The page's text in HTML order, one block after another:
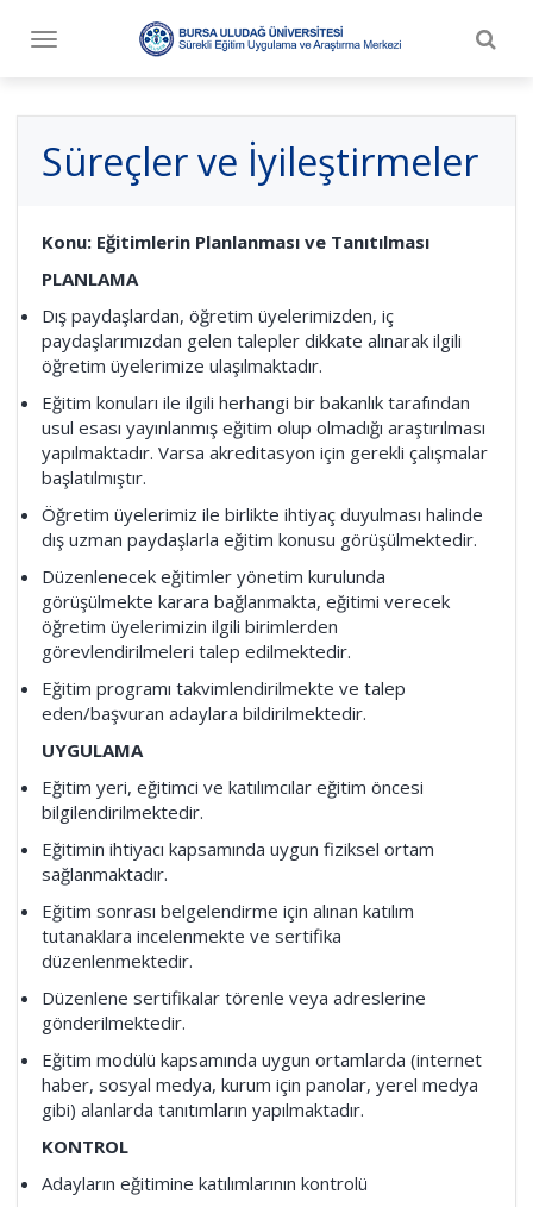
Toggle
Süreçler ve İyileştirmeler
Konu: Eğitimlerin Planlanması ve Tanıtılması
PLANLAMA
Dış paydaşlardan, öğretim üyelerimizden, iç
paydaşlarımızdan gelen talepler dikkate alınarak ilgili
öğretim üyelerimize ulaşılmaktadır.
Eğitim konuları ile ilgili herhangi bir bakanlık tarafından
usul esası yayınlanmış eğitim olup olmadığı araştırılması
yapılmaktadır. Varsa akreditasyon için gerekli çalışmalar
başlatılmıştır.
Öğretim üyelerimiz ile birlikte ihtiyaç duyulması halinde
dış uzman paydaşlarla eğitim konusu görüşülmektedir.
Düzenlenecek eğitimler yönetim kurulunda
görüşülmekte karara bağlanmakta, eğitimi verecek
öğretim üyelerimizin ilgili birimlerden
görevlendirilmeleri talep edilmektedir.
Eğitim programı takvimlendirilmekte ve talep
eden/başvuran adaylara bildirilmektedir.
UYGULAMA
Eğitim yeri, eğitimci ve katılımcılar eğitim öncesi
bilgilendirilmektedir.
Eğitimin ihtiyacı kapsamında uygun fiziksel ortam
sağlanmaktadır.
Eğitim sonrası belgelendirme için alınan katılım
tutanaklara incelenmekte ve sertifika
düzenlenmektedir.
Düzenlene sertifikalar törenle veya adreslerine
gönderilmektedir.
Eğitim modülü kapsamında uygun ortamlarda (internet
haber, sosyal medya, kurum için panolar, yerel medya
gibi) alanlarda tanıtımların yapılmaktadır.
KONTROL
Adayların eğitimine katılımlarının kontrolü